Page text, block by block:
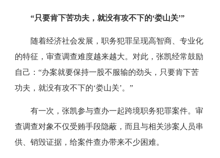
“只要肯下苦功夫，就没有攻不下的‘娄山关’”
随着经济社会发展，职务犯罪呈现高智商、专业化
的特征，审查调查难度越来越大。对此，张凯经常鼓励
自己：“办案就要保持一股不服输的劲头，只要肯下苦
功夫，就没有攻不下的‘娄山关’。”
有一次，张凯参与查办一起跨境职务犯罪案件。审
查调查对象不仅受贿手段隐蔽，而且与相关涉案人员串
供、销毁证据，给案件查办带来不少困难。